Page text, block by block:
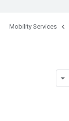
Mobility Services